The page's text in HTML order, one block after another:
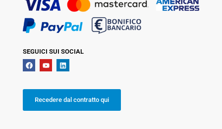
SEGUICI SUI SOCIAL
Recedere dal contratto qui